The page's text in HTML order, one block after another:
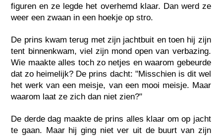
figuren en ze legde het overhemd klaar. Dan werd ze
weer een zwaan in een hoekje op stro.
De prins kwam terug met zijn jachtbuit en toen hij zijn
tent binnenkwam, viel zijn mond open van verbazing.
Wie maakte alles toch zo netjes en waarom gebeurde
dat zo heimelijk? De prins dacht: "Misschien is dit wel
het werk van een meisje, van een mooi meisje. Maar
waarom laat ze zich dan niet zien?"
De derde dag maakte de prins alles klaar om op jacht
te gaan. Maar hij ging niet ver uit de buurt van zijn